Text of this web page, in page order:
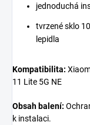
jednoduchá
tvrzené sklo
lepidla
Kompatibilita:
11 Lite 5G NE
Obsah balení:
k instalaci.